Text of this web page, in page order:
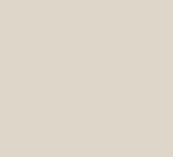
Wissenschaft